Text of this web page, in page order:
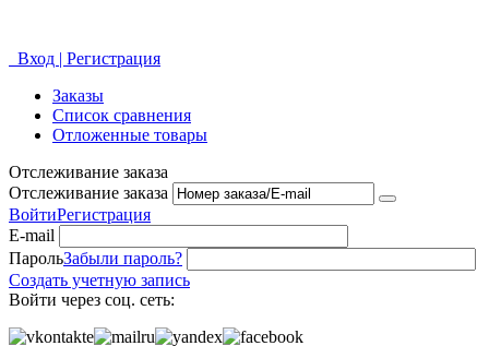
Вход | Регистрация
Заказы
Список сравнения
Отложенные товары
Отслеживание заказа
Отслеживание заказа
ВойтиРегистрация
E-mail
ПарольЗабыли пароль?
Создать учетную запись
Войти через соц. сеть: